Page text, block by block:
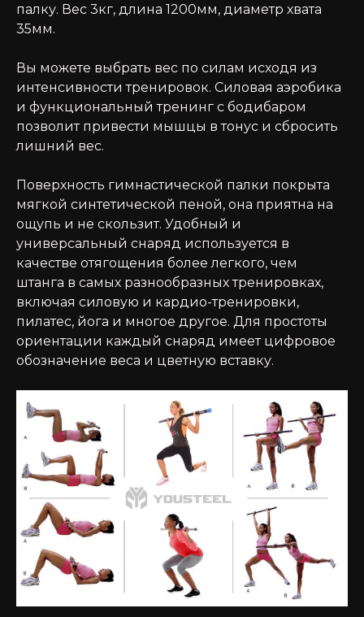
палку. Вес 3кг, длина 1200мм, диаметр хвата
35мм.
Вы можете выбрать вес по силам исходя из
интенсивности тренировок. Силовая аэробика
и функциональный тренинг с бодибаром
позволит привести мышцы в тонус и сбросить
лишний вес.
Поверхность гимнастической палки покрыта
мягкой синтетической пеной, она приятна на
ощупь и не скользит. Удобный и
универсальный снаряд используется в
качестве отягощения более легкого, чем
штанга в самых разнообразных тренировках,
включая силовую и кардио-тренировки,
пилатес, йога и многое другое. Для простоты
ориентации каждый снаряд имеет цифровое
обозначение веса и цветную вставку.